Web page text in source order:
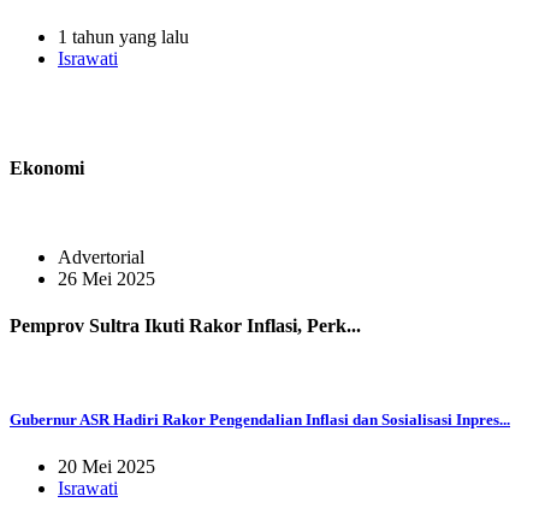
1 tahun yang lalu
Israwati
Ekonomi
Advertorial
26 Mei 2025
Pemprov Sultra Ikuti Rakor Inflasi, Perk...
Gubernur ASR Hadiri Rakor Pengendalian Inflasi dan Sosialisasi Inpres...
20 Mei 2025
Israwati